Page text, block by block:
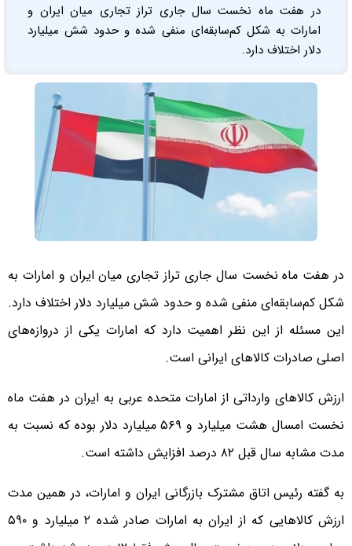
در هفت ماه نخست سال جاری تراز تجاری میان ایران و
امارات به شکل کم‌سابقه‌ای منفی شده و حدود شش میلیارد
دلار اختلاف دارد.
در هفت ماه نخست سال جاری تراز تجاری میان ایران و امارات به
شکل کم‌سابقه‌ای منفی شده و حدود شش میلیارد دلار اختلاف دارد.
این مسئله از این نظر اهمیت دارد که امارات یکی از دروازه‌های
اصلی صادرات کالاهای ایرانی است.
ارزش کالاهای وارداتی از امارات متحده عربی به ایران در هفت ماه
نخست امسال هشت میلیارد و ۵۶۹ میلیارد دلار بوده که نسبت به
مدت مشابه سال قبل ۸۲ درصد افزایش داشته است.
به گفته رئیس اتاق مشترک بازرگانی ایران و امارات، در همین مدت
ارزش کالاهایی که از ایران به امارات صادر شده ۲ میلیارد و ۵۹۰